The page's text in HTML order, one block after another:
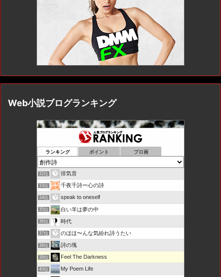
Web小説ブログランキング
ランキング ポイント ブロ画
32位 排気音
33位 千夜千詩ー心の詩
34位 speak to oneself
35位 白い羊は夢の中
36位 時代
37位 のほほ〜んな気紛れ詩うたい
38位 詩の塊
39位 Feel The Darkness
40位 My Poem Life